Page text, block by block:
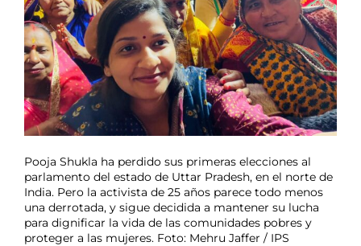
Pooja Shukla ha perdido sus primeras elecciones al
parlamento del estado de Uttar Pradesh, en el norte de
India. Pero la activista de 25 años parece todo menos
una derrotada, y sigue decidida a mantener su lucha
para dignificar la vida de las comunidades pobres y
proteger a las mujeres. Foto: Mehru Jaffer / IPS